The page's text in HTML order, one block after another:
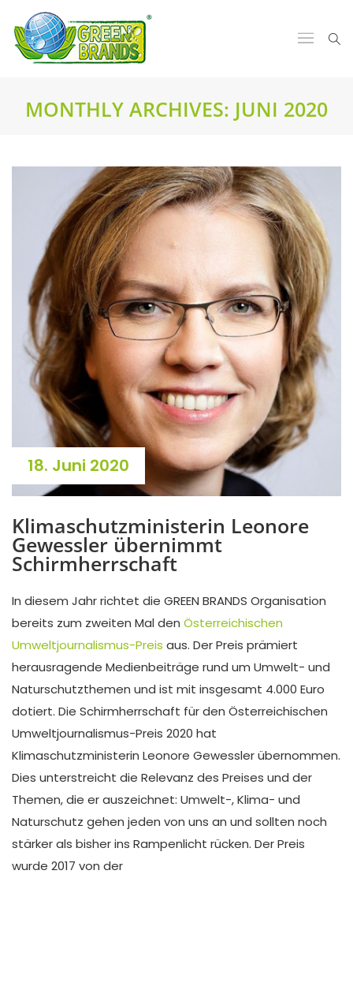
MONTHLY ARCHIVES: JUNI 2020
18. Juni 2020
Klimaschutzministerin Leonore
Gewessler übernimmt
Schirmherrschaft
In diesem Jahr richtet die GREEN BRANDS Organisation
bereits zum zweiten Mal den Österreichischen
Umweltjournalismus-Preis aus. Der Preis prämiert
herausragende Medienbeiträge rund um Umwelt- und
Naturschutzthemen und ist mit insgesamt 4.000 Euro
dotiert. Die Schirmherrschaft für den Österreichischen
Umweltjournalismus-Preis 2020 hat
Klimaschutzministerin Leonore Gewessler übernommen.
Dies unterstreicht die Relevanz des Preises und der
Themen, die er auszeichnet: Umwelt-, Klima- und
Naturschutz gehen jeden von uns an und sollten noch
stärker als bisher ins Rampenlicht rücken. Der Preis
wurde 2017 von der